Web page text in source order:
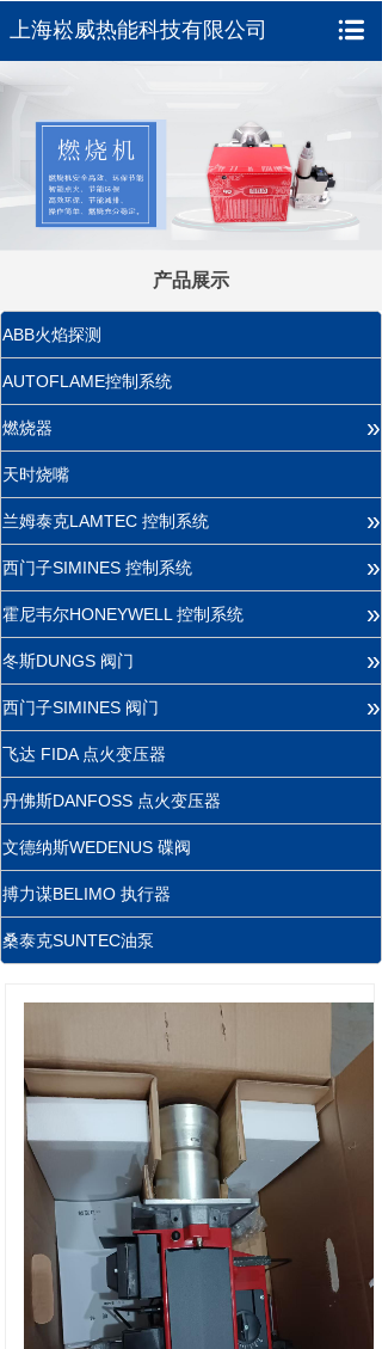
产品展示
ABB火焰探测
AUTOFLAME控制系统
燃烧器 »
天时烧嘴
兰姆泰克LAMTEC 控制系统 »
西门子SIMINES 控制系统 »
霍尼韦尔HONEYWELL 控制系统 »
冬斯DUNGS 阀门 »
西门子SIMINES 阀门 »
飞达 FIDA 点火变压器
丹佛斯DANFOSS 点火变压器
文德纳斯WEDENUS 碟阀
搏力谋BELIMO 执行器
桑泰克SUNTEC油泵
上海崧威热能科技有限公司